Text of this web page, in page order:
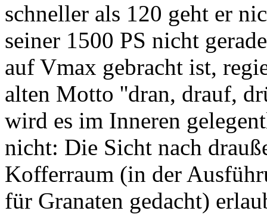
schneller als 120 geht er
seiner 1500 PS nicht
auf Vmax gebracht ist,
alten Motto ''dran, drauf,
wird es im Inneren
nicht: Die Sicht nach
Kofferraum (in der
für Granaten gedacht)